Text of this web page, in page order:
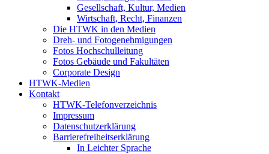
Gesellschaft, Kultur, Medien
Wirtschaft, Recht, Finanzen
Die HTWK in den Medien
Dreh- und Fotogenehmigungen
Fotos Hochschulleitung
Fotos Gebäude und Fakultäten
Corporate Design
HTWK-Medien
Kontakt
HTWK-Telefonverzeichnis
Impressum
Datenschutzerklärung
Barrierefreiheitserklärung
In Leichter Sprache